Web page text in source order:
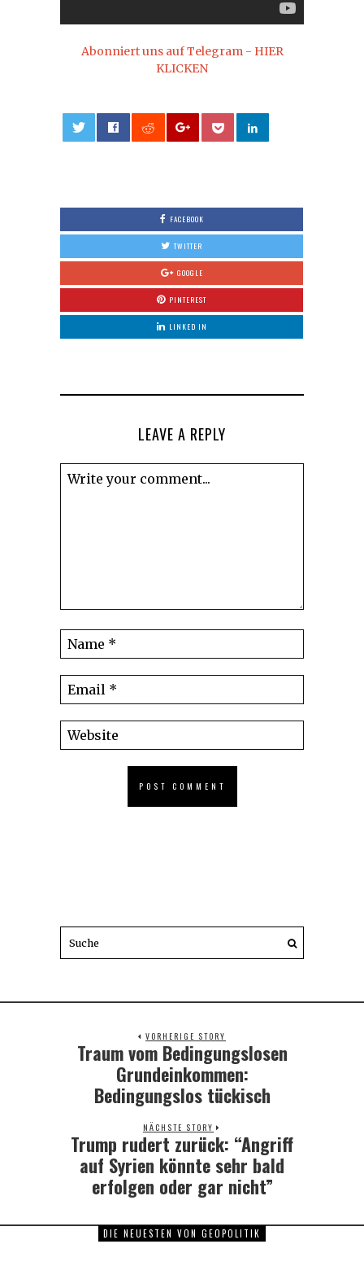
Abonniert uns auf Telegram - HIER
KLICKEN
FACEBOOK
TWITTER
GOOGLE
PINTEREST
LINKED IN
LEAVE A REPLY
VORHERIGE STORY
Previous
post:
Traum vom Bedingungslosen
Grundeinkommen:
Bedingungslos tückisch
NÄCHSTE STORY
Next
post:
Trump rudert zurück: “Angriff
auf Syrien könnte sehr bald
erfolgen oder gar nicht”
DIE NEUESTEN VON GEOPOLITIK